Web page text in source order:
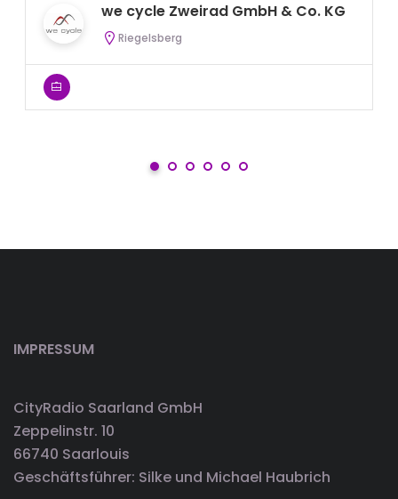
we cycle Zweirad GmbH & Co. KG
Riegelsberg
IMPRESSUM
CityRadio Saarland GmbH
Zeppelinstr. 10
66740 Saarlouis
Geschäftsführer: Silke und Michael Haubrich